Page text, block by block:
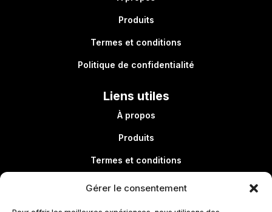
Gérer le consentement
Produits
Termes et conditions
Politique de confidentialité
Liens utiles
À propos
Produits
Termes et conditions
Politique de confidentialité